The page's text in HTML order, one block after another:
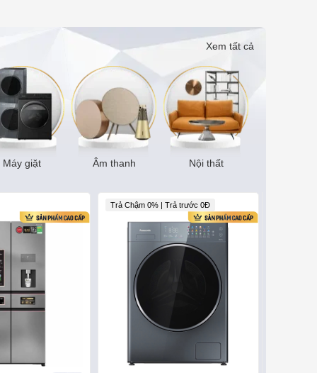
Máy giặt Âm thanh Nội thất
Xem tất cả
Trả Chậm 0% | Trả trước 0Đ